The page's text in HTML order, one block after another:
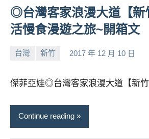
◎台灣客家浪漫大道【新
活慢食漫遊之旅~開箱文
台灣 新竹 2017 年 12 月 10 日
傑菲亞娃◎台灣客家浪漫大道【新
Continue reading